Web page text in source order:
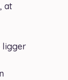
at
ligger